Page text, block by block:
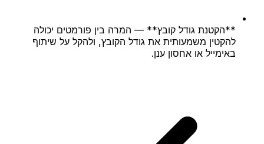
**הקטנת גודל קובץ** — המרה בין פורמטים יכולה
להקטין משמעותית את גודל הקובץ, ולהקל על שיתוף
באימייל או אחסון ענן.